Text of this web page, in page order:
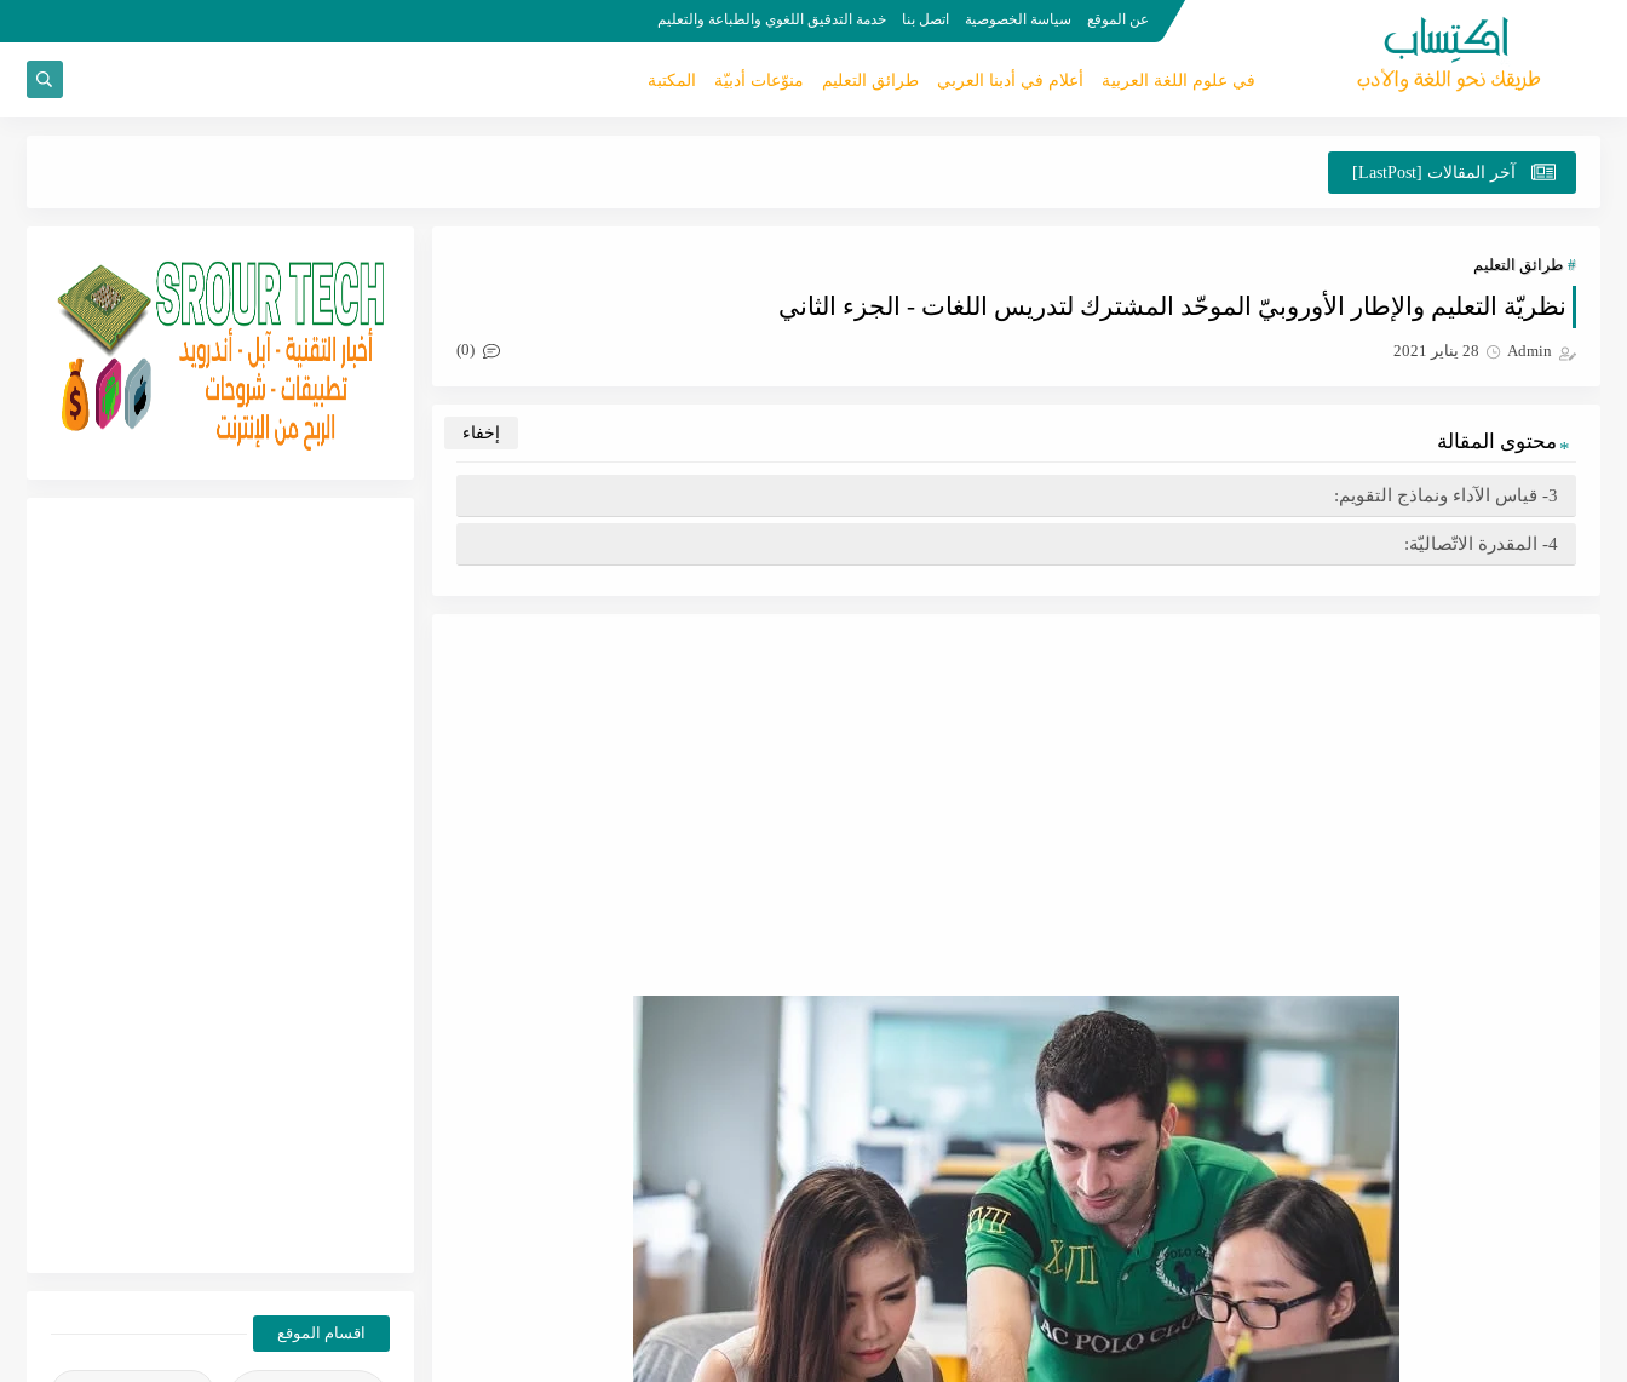
عن الموقع سياسة الخصوصية اتصل بنا خدمة التدقيق اللغوي والطباعة والتعليم
في علوم اللغة العربية أعلام في أدبنا العربي طرائق التعليم منوّعات أدبيّة المكتبة
آخر المقالات [LastPost]
طرائق التعليم
نظريّة التعليم والإطار الأوروبيّ الموحّد المشترك لتدريس اللغات - الجزء الثاني
Admin 28 يناير 2021 (0)
محتوى المقالة
3- قياس الآداء ونماذج التقويم:
4- المقدرة الاتّصاليّة:
اقسام الموقع